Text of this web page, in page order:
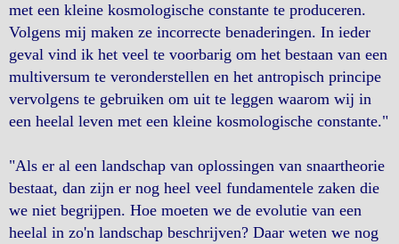
met een kleine kosmologische constante te produceren.
Volgens mij maken ze incorrecte benaderingen. In ieder
geval vind ik het veel te voorbarig om het bestaan van een
multiversum te veronderstellen en het antropisch principe
vervolgens te gebruiken om uit te leggen waarom wij in
een heelal leven met een kleine kosmologische constante."
"Als er al een landschap van oplossingen van snaartheorie
bestaat, dan zijn er nog heel veel fundamentele zaken die
we niet begrijpen. Hoe moeten we de evolutie van een
heelal in zo'n landschap beschrijven? Daar weten we nog